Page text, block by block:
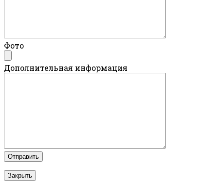
Фото
Дополнительная информация
Закрыть